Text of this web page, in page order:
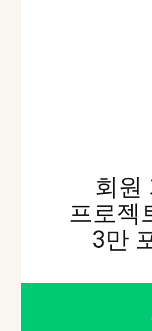
회원
프로젝
3만